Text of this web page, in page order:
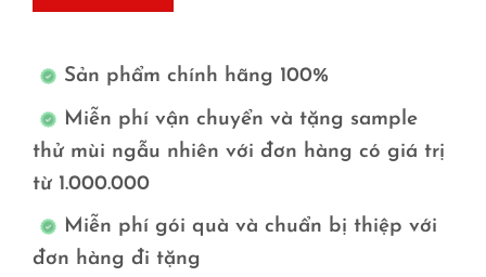
Sản phẩm chính hãng 100%
Miễn phí vận chuyển và tặng sample
thử mùi ngẫu nhiên với đơn hàng có giá trị
từ 1.000.000
Miễn phí gói quà và chuẩn bị thiệp với
đơn hàng đi tặng